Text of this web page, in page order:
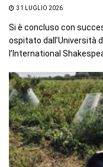
31 LUGLIO 2026
Si è concluso con
ospitato dall’Università
l’International